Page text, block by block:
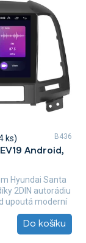
Android,
ks)
Do košíku
Hyundai Santa
2DIN autorádiu
upoutá moderní
B436